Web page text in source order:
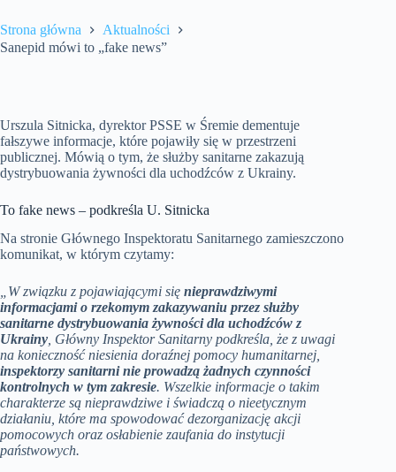
Strona główna
Aktualności
Sanepid mówi to „fake news”
Urszula Sitnicka, dyrektor PSSE w Śremie dementuje
fałszywe informacje, które pojawiły się w przestrzeni
publicznej. Mówią o tym, że służby sanitarne zakazują
dystrybuowania żywności dla uchodźców z Ukrainy.
To fake news – podkreśla U. Sitnicka
Na stronie Głównego Inspektoratu Sanitarnego zamieszczono
komunikat, w którym czytamy:
„W związku z pojawiającymi się nieprawdziwymi
informacjami o rzekomym zakazywaniu przez służby
sanitarne dystrybuowania żywności dla uchodźców z
Ukrainy, Główny Inspektor Sanitarny podkreśla, że z uwagi
na konieczność niesienia doraźnej pomocy humanitarnej,
inspektorzy sanitarni nie prowadzą żadnych czynności
kontrolnych w tym zakresie. Wszelkie informacje o takim
charakterze są nieprawdziwe i świadczą o nieetycznym
działaniu, które ma spowodować dezorganizację akcji
pomocowych oraz osłabienie zaufania do instytucji
państwowych.